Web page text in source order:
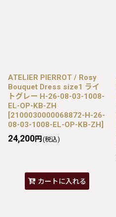
ATELIER PIERROT / Rosy
Bouquet Dress size1 ライ
トグレー H-26-08-03-1008-
EL-OP-KB-ZH
[2100030000068872-H-26-
08-03-1008-EL-OP-KB-ZH]
24,200円 (税込)
カートに入れる